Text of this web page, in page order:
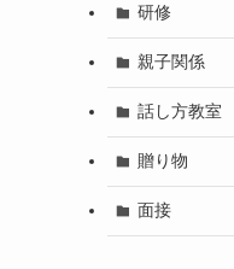
研修
親子関係
話し方教室
贈り物
面接